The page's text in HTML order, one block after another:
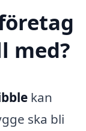
med?
kan
ska bli